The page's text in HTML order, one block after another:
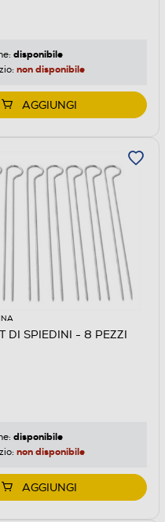
disponibile
non disponibile
AGGIUNGI
DI SPIEDINI - 8 PEZZI
disponibile
non disponibile
AGGIUNGI